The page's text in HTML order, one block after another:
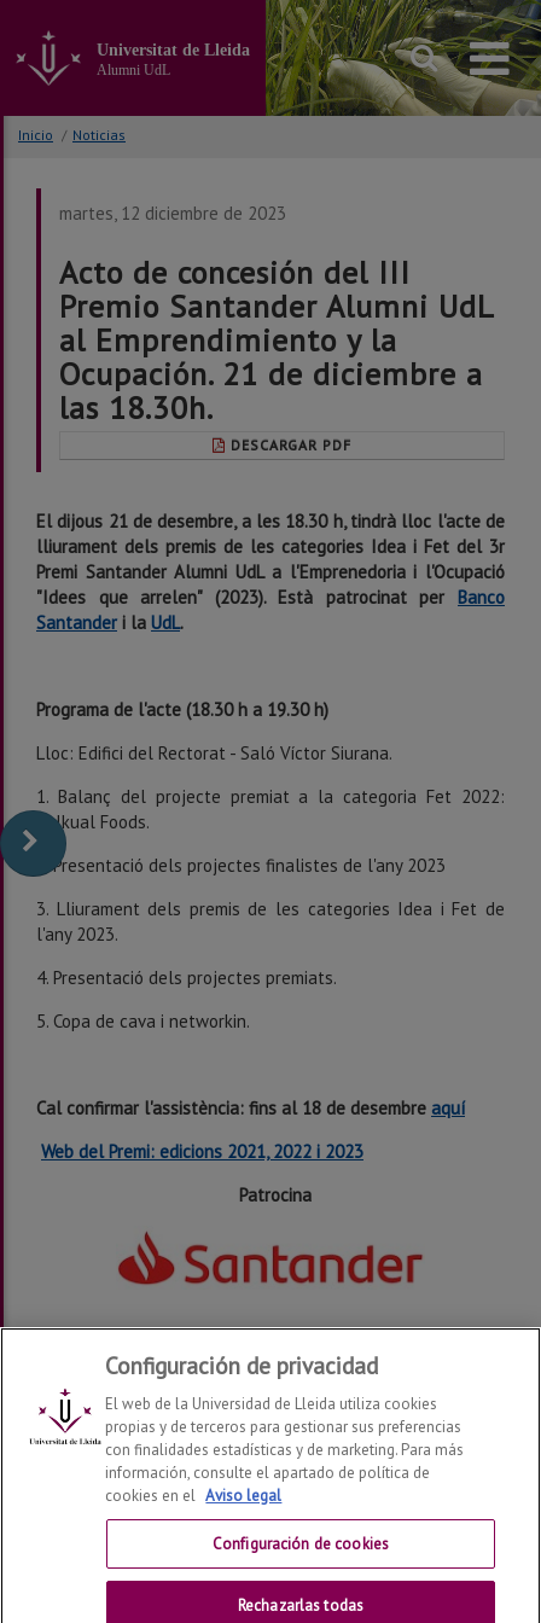
contenido
principal
Universitat de Lleida
Alumni UdL
Inicio / Noticias
martes, 12 diciembre de 2023
Acto de concesión del III
Premio Santander Alumni UdL
al Emprendimiento y la
Ocupación. 21 de diciembre a
las 18.30h.
DESCARGAR PDF
El dijous 21 de desembre, a les 18.30 h, tindrà lloc l'acte de
lliurament dels premis de les categories Idea i Fet del 3r
Premi Santander Alumni UdL a l'Emprenedoria i l'Ocupació
"Idees que arrelen" (2023). Està patrocinat per Banco
Santander i la UdL.
Programa de l'acte (18.30 h a 19.30 h)
Lloc: Edifici del Rectorat - Saló Víctor Siurana.
1. Balanç del projecte premiat a la categoria Fet 2022:
Talkual Foods.
2. Presentació dels projectes finalistes de l'any 2023
3. Lliurament dels premis de les categories Idea i Fet de
l'any 2023.
4. Presentació dels projectes premiats.
5. Copa de cava i networkin.
Cal confirmar l'assistència: fins al 18 de desembre aquí
Web del Premi: edicions 2021, 2022 i 2023
Patrocina
Alumni UdL2026© | Telf: +34 973 70 23 56
Aviso legal
Configuración de privacidad
El web de la Universidad de Lleida utiliza cookies
propias y de terceros para gestionar sus preferencias
con finalidades estadísticas y de marketing. Para más
información, consulte el apartado de política de
cookies en el Aviso legal
Configuración de cookies
Rechazarlas todas